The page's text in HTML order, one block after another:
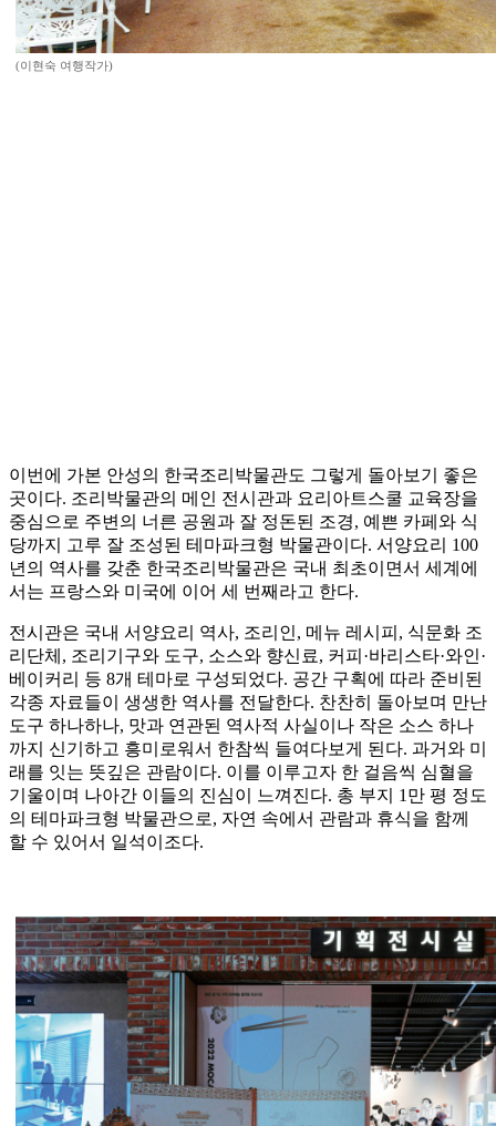
(이현숙 여행작가)
이번에 가본 안성의 한국조리박물관도 그렇게 돌아보기 좋은
곳이다. 조리박물관의 메인 전시관과 요리아트스쿨 교육장을
중심으로 주변의 너른 공원과 잘 정돈된 조경, 예쁜 카페와 식
당까지 고루 잘 조성된 테마파크형 박물관이다. 서양요리 100
년의 역사를 갖춘 한국조리박물관은 국내 최초이면서 세계에
서는 프랑스와 미국에 이어 세 번째라고 한다.
전시관은 국내 서양요리 역사, 조리인, 메뉴 레시피, 식문화 조
리단체, 조리기구와 도구, 소스와 향신료, 커피·바리스타·와인·
베이커리 등 8개 테마로 구성되었다. 공간 구획에 따라 준비된
각종 자료들이 생생한 역사를 전달한다. 찬찬히 돌아보며 만난
도구 하나하나, 맛과 연관된 역사적 사실이나 작은 소스 하나
까지 신기하고 흥미로워서 한참씩 들여다보게 된다. 과거와 미
래를 잇는 뜻깊은 관람이다. 이를 이루고자 한 걸음씩 심혈을
기울이며 나아간 이들의 진심이 느껴진다. 총 부지 1만 평 정도
의 테마파크형 박물관으로, 자연 속에서 관람과 휴식을 함께
할 수 있어서 일석이조다.